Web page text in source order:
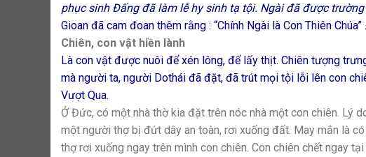
phục sinh Đấng đã làm lễ hy sinh tạ tội. Ngài đã được
Gioan đã cam đoan thêm rằng : “Chính Ngài là Con Thiên Chúa” .
Chiên, con vật hiền lành
Là con vật được nuôi để xén lông, để lấy thịt. Chiên tượng
mà người ta, người Dothái đã đặt, đã trút mọi tội lỗi lên con
Vượt Qua.
Ở Đức, có một nhà thờ kia đặt trên nóc nhà một con chiên. Lý
một người thợ bị đứt dây an toàn, rơi xuống đất. May mắn là
thợ rơi xuống ngay trên mình con chiên. Con chiên chết ngay